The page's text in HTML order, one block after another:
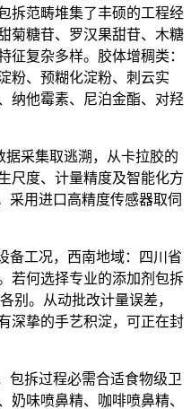
拆范畴堆集了丰硕的工程经
菊糖苷、罗汉果甜苷、木糖
复杂多样。胶体增稠类：
粉、预糊化淀粉、刺云实
纳他霉素、尼泊金酯、对羟
采集取逃溯，从卡拉胶的
尺度、计量精度及智能化方
采用进口高精度传感器取伺
工况，西南地域：四川省
若何选择专业的添加剂包拆
别。从动批改计量误差，
深挚的手艺积淀，可正在封
拆过程必需合适食物级卫
味喷鼻精、咖啡喷鼻精、